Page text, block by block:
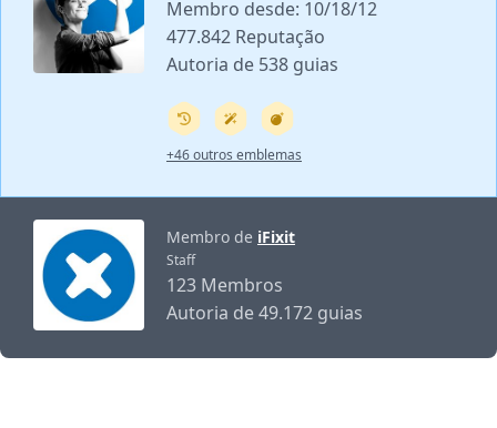
Membro desde: 10/18/12
477.842 Reputação
Autoria de 538 guias
+46 outros emblemas
Membro de iFixit
Staff
123 Membros
Autoria de 49.172 guias